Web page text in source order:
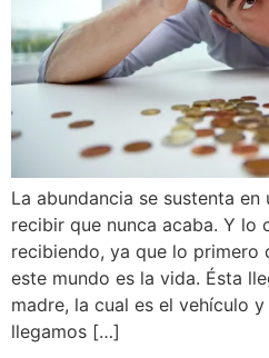
La abundancia se sustenta
recibir que nunca acaba. Y lo
recibiendo, ya que lo primero
este mundo es la vida. Ésta
madre, la cual es el vehículo
llegamos […]